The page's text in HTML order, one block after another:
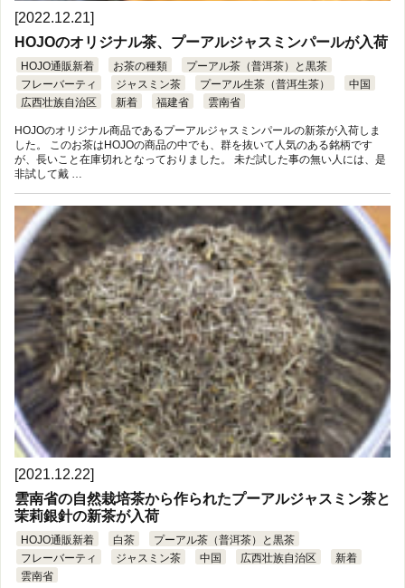
[2022.12.21]
HOJOのオリジナル茶、プーアルジャスミンパールが入荷
HOJO通販新着 お茶の種類
プーアル茶（普洱茶）と黒茶
フレーバーティ
ジャスミン茶 プーアル生茶（普洱生茶）
中国
広西壮族自治区
新着 福建省 雲南省
HOJOのオリジナル商品であるプーアルジャスミンパールの新茶が入荷しま
した。 このお茶はHOJOの商品の中でも、群を抜いて人気のある銘柄です
が、長いこと在庫切れとなっておりました。 未だ試した事の無い人には、是
非試して戴 …
[2021.12.22]
雲南省の自然栽培茶から作られたプーアルジャスミン茶と
茉莉銀針の新茶が入荷
HOJO通販新着 白茶
プーアル茶（普洱茶）と黒茶
フレーバーティ
ジャスミン茶 中国 広西壮族自治区
新着
雲南省